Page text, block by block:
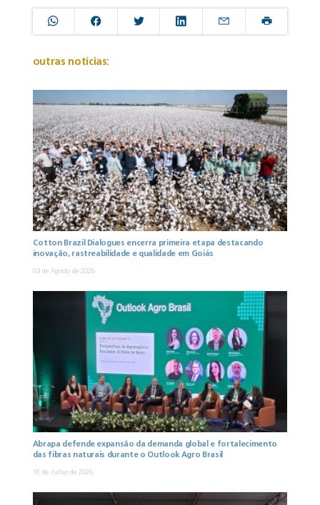
outras notícias:
Cotton Brazil Dialogues encerra primeira etapa destacando
inovação, rastreabilidade e qualidade em Goiás
03 de Agosto de 2026
Abrapa defende expansão da demanda global e fortalecimento
das fibras naturais durante o Outlook Agro Brasil
31 de Julho de 2026